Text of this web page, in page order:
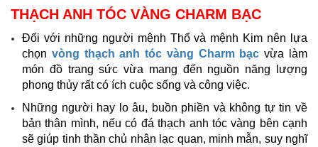
THẠCH ANH TÓC VÀNG CHARM BẠC
Đối với những người mệnh Thổ và mệnh Kim nên lựa
chọn vòng thạch anh tóc vàng Charm bạc vừa làm
món đồ trang sức vừa mang đến nguồn năng lượng
phong thủy rất có ích cuộc sống và công việc.
Những người hay lo âu, buồn phiền và không tự tin về
bản thân mình, nếu có đá thạch anh tóc vàng bên cạnh
sẽ giúp tinh thần chủ nhân lạc quan, minh mẫn, suy nghĩ